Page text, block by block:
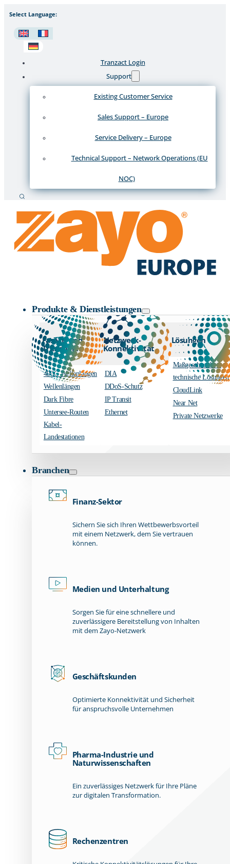
Select Language:
Tranzact Login
Support
Existing Customer Service
Sales Support – Europe
Service Delivery – Europe
Technical Support – Network Operations (EU
NOC)
Suche
Produkte & Dienstleistungen
Fasern und
Transport
400G Wellenlängen
Wellenlängen
Dark Fibre
Untersee-Routen
Kabel-
Landestationen
Netzwerk-
Konnektivität
DIA
DDoS-Schutz
IP Transit
Ethernet
Lösungen
Maßgeschneiderte
technische Lösungen
CloudLink
Near Net
Private Netzwerke
Branchen
Finanz-Sektor
Sichern Sie sich Ihren Wettbewerbsvorteil
mit einem Netzwerk, dem Sie vertrauen
können.
Medien und Unterhaltung
Sorgen Sie für eine schnellere und
zuverlässigere Bereitstellung von Inhalten
mit dem Zayo-Netzwerk
Geschäftskunden
Optimierte Konnektivität und Sicherheit
für anspruchsvolle Unternehmen
Pharma-Industrie und
Naturwissenschaften
Ein zuverlässiges Netzwerk für Ihre Pläne
zur digitalen Transformation.
Rechenzentren